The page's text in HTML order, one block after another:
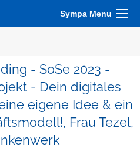
Sympa Menu
- SoSe 2023 -
- Dein digitales
eigene Idee & ein
Frau Tezel,